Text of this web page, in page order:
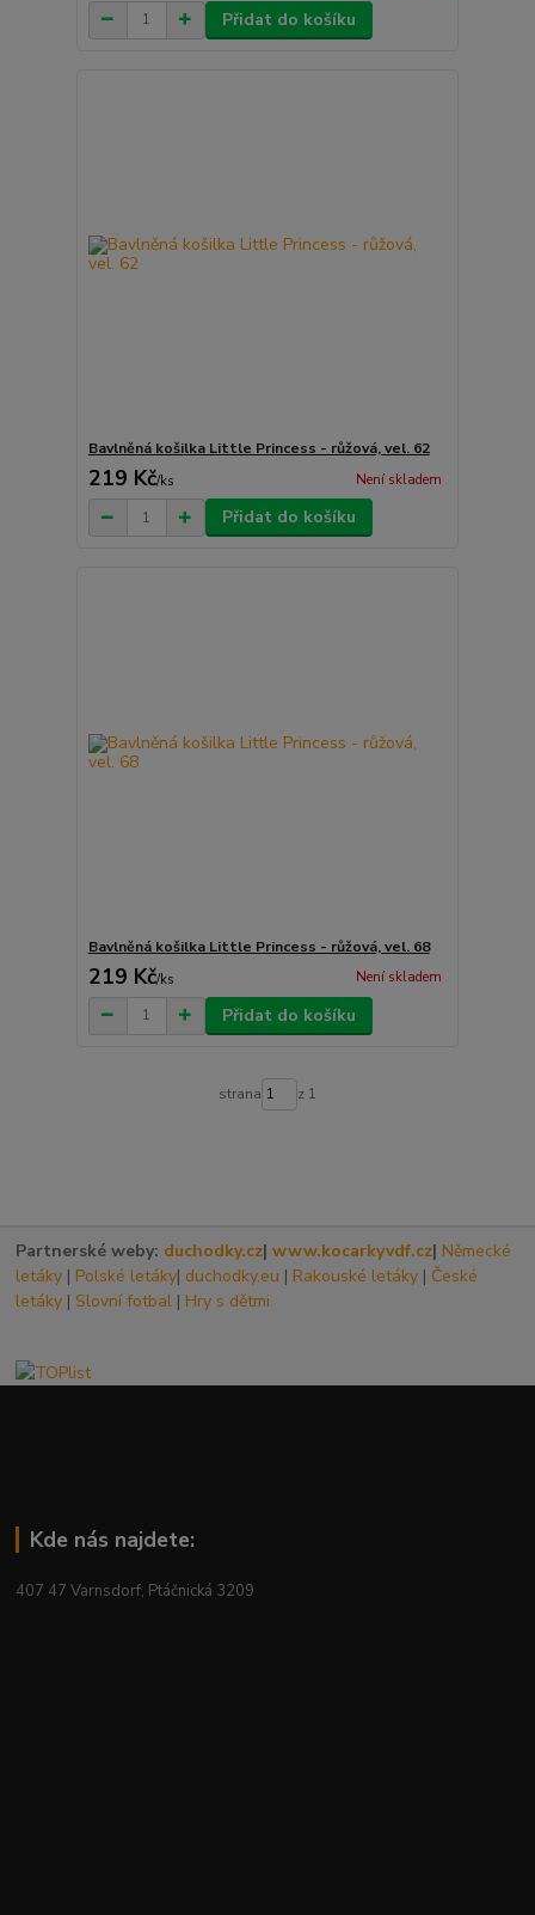
Přidat do košíku
Bavlněná košilka Little Princess - růžová, vel. 62
219 Kč/ks Není skladem
Přidat do košíku
Bavlněná košilka Little Princess - růžová, vel. 68
219 Kč/ks Není skladem
Přidat do košíku
strana z 1
Partnerské weby: duchodky.cz|www.kocarkyvdf.cz| Německé
letáky | Polské letáky| duchodky.eu | Rakouské letáky | České
letáky | Slovní fotbal | Hry s dětmi
Kde nás najdete:
407 47 Varnsdorf, Ptáčnická 3209